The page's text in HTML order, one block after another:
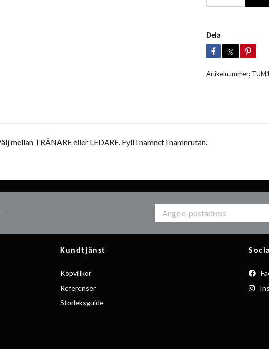
Dela
Artikelnummer:
mellan TRÄNARE eller LEDARE. Fyll i namnet i namnrutan.
Kundtjänst
Köpvillkor
Referenser
Storleksguide